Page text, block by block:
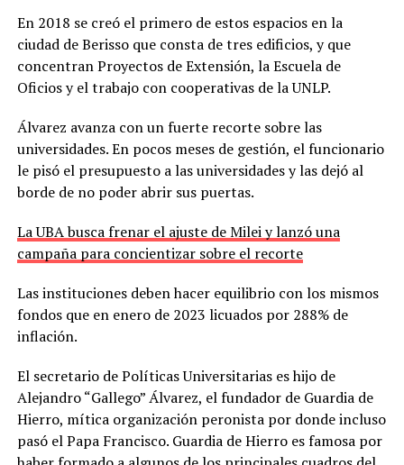
En 2018 se creó el primero de estos espacios en la
ciudad de Berisso que consta de tres edificios, y que
concentran Proyectos de Extensión, la Escuela de
Oficios y el trabajo con cooperativas de la UNLP.
Álvarez avanza con un fuerte recorte sobre las
universidades. En pocos meses de gestión, el funcionario
le pisó el presupuesto a las universidades y las dejó al
borde de no poder abrir sus puertas.
La UBA busca frenar el ajuste de Milei y lanzó una
campaña para concientizar sobre el recorte
Las instituciones deben hacer equilibrio con los mismos
fondos que en enero de 2023 licuados por 288% de
inflación.
El secretario de Políticas Universitarias es hijo de
Alejandro “Gallego” Álvarez, el fundador de Guardia de
Hierro, mítica organización peronista por donde incluso
pasó el Papa Francisco. Guardia de Hierro es famosa por